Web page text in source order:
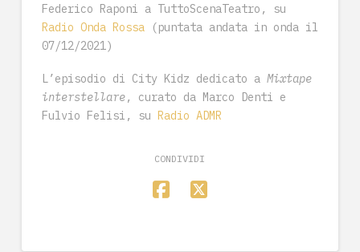
Federico Raponi a TuttoScenaTeatro, su
Radio Onda Rossa(puntata andata in onda il
07/12/2021)
L’episodio di City Kidz dedicato a Mixtape
interstellare, curato da Marco Denti e
Fulvio Felisi, su Radio ADMR
CONDIVIDI